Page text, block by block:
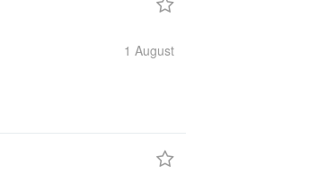
1 August